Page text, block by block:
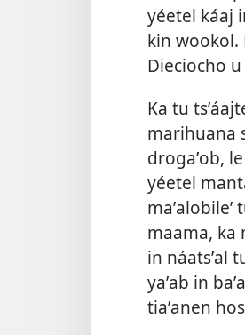
yéetel káaj
kin wookol.
Dieciocho u
Ka tu
marihuana
drogaʼob,
yéetel
maama, ka
in náatsʼal
yaʼab in
tiaʼanen